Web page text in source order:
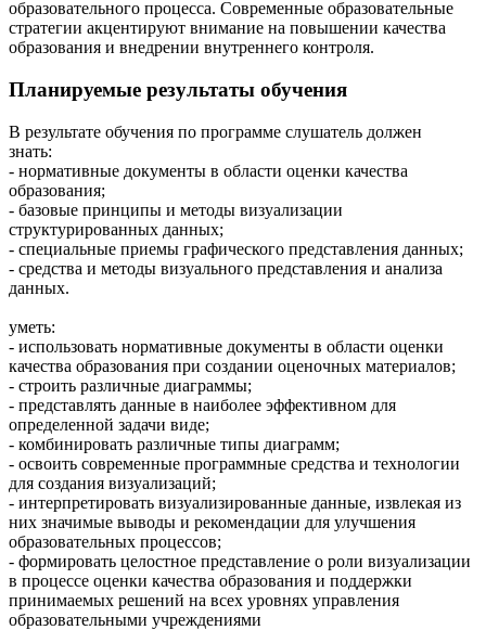
образовательного процесса. Современные образовательные
стратегии акцентируют внимание на повышении качества
образования и внедрении внутреннего контроля.
Планируемые результаты обучения
В результате обучения по программе слушатель должен
знать:
- нормативные документы в области оценки качества
образования;
- базовые принципы и методы визуализации
структурированных данных;
- специальные приемы графического представления данных;
- средства и методы визуального представления и анализа
данных.
уметь:
- использовать нормативные документы в области оценки
качества образования при создании оценочных материалов;
- строить различные диаграммы;
- представлять данные в наиболее эффективном для
определенной задачи виде;
- комбинировать различные типы диаграмм;
- освоить современные программные средства и технологии
для создания визуализаций;
- интерпретировать визуализированные данные, извлекая из
них значимые выводы и рекомендации для улучшения
образовательных процессов;
- формировать целостное представление о роли визуализации
в процессе оценки качества образования и поддержки
принимаемых решений на всех уровнях управления
образовательными учреждениями